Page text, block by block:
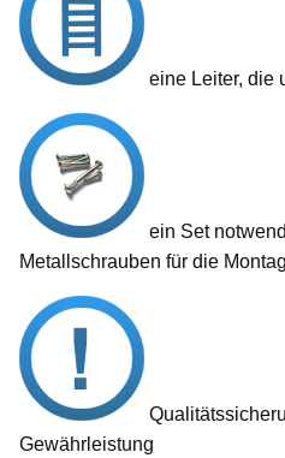
eine Leiter, die
ein Set
Metallschrauben für die
Gewährleistung